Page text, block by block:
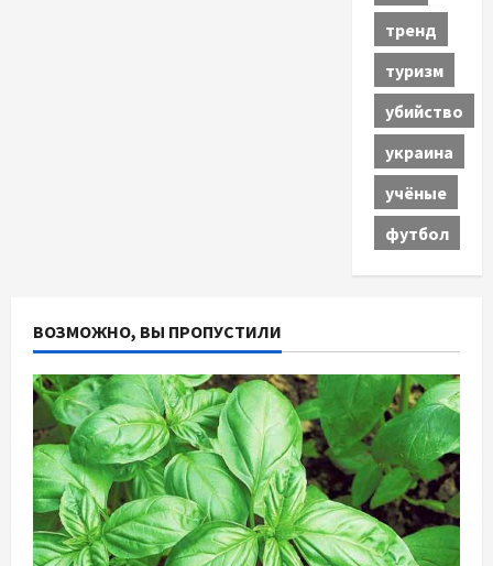
тренд
туризм
убийство
украина
учёные
футбол
ВОЗМОЖНО, ВЫ ПРОПУСТИЛИ